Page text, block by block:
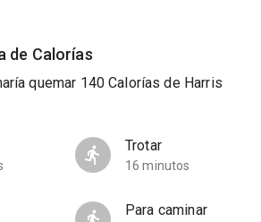
de Calorías
quemar 140 Calorías de Harris
Trotar
16 minutos
Para caminar